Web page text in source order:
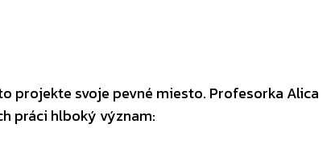
projekte svoje pevné miesto. Profesorka Alica
práci hlboký význam: